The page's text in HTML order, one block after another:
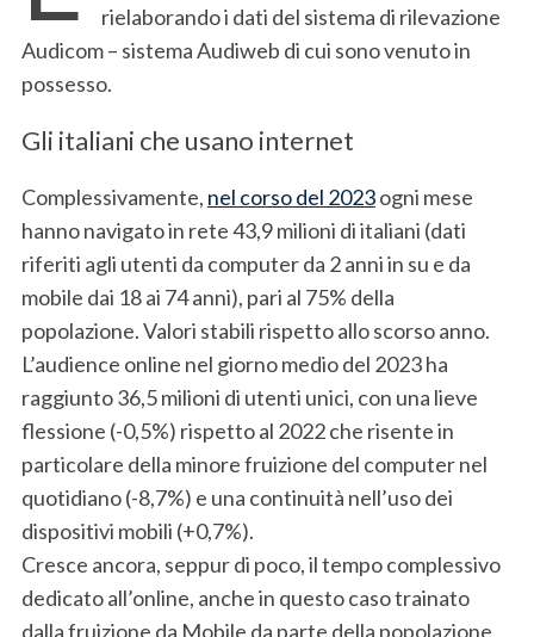
rielaborando i dati del sistema di rilevazione
Audicom – sistema Audiweb di cui sono venuto in
possesso.
Gli italiani che usano internet
Complessivamente, nel corso del 2023ogni mese
hanno navigato in rete 43,9 milioni di italiani (dati
riferiti agli utenti da computer da 2 anni in su e da
mobile dai 18 ai 74 anni), pari al 75% della
popolazione. Valori stabili rispetto allo scorso anno.
L’audience online nel giorno medio del 2023 ha
raggiunto 36,5 milioni di utenti unici, con una lieve
flessione (-0,5%) rispetto al 2022 che risente in
particolare della minore fruizione del computer nel
quotidiano (-8,7%) e una continuità nell’uso dei
dispositivi mobili (+0,7%).
Cresce ancora, seppur di poco, il tempo complessivo
dedicato all’online, anche in questo caso trainato
dalla fruizione da Mobile da parte della popolazione